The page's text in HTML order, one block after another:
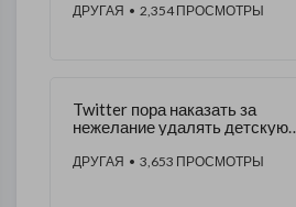
спровоцировала смерть
ДРУГАЯ • 2,354 ПРОСМОТРЫ
Twitter пора наказать за
нежелание удалять детскую
ДРУГАЯ • 3,653 ПРОСМОТРЫ